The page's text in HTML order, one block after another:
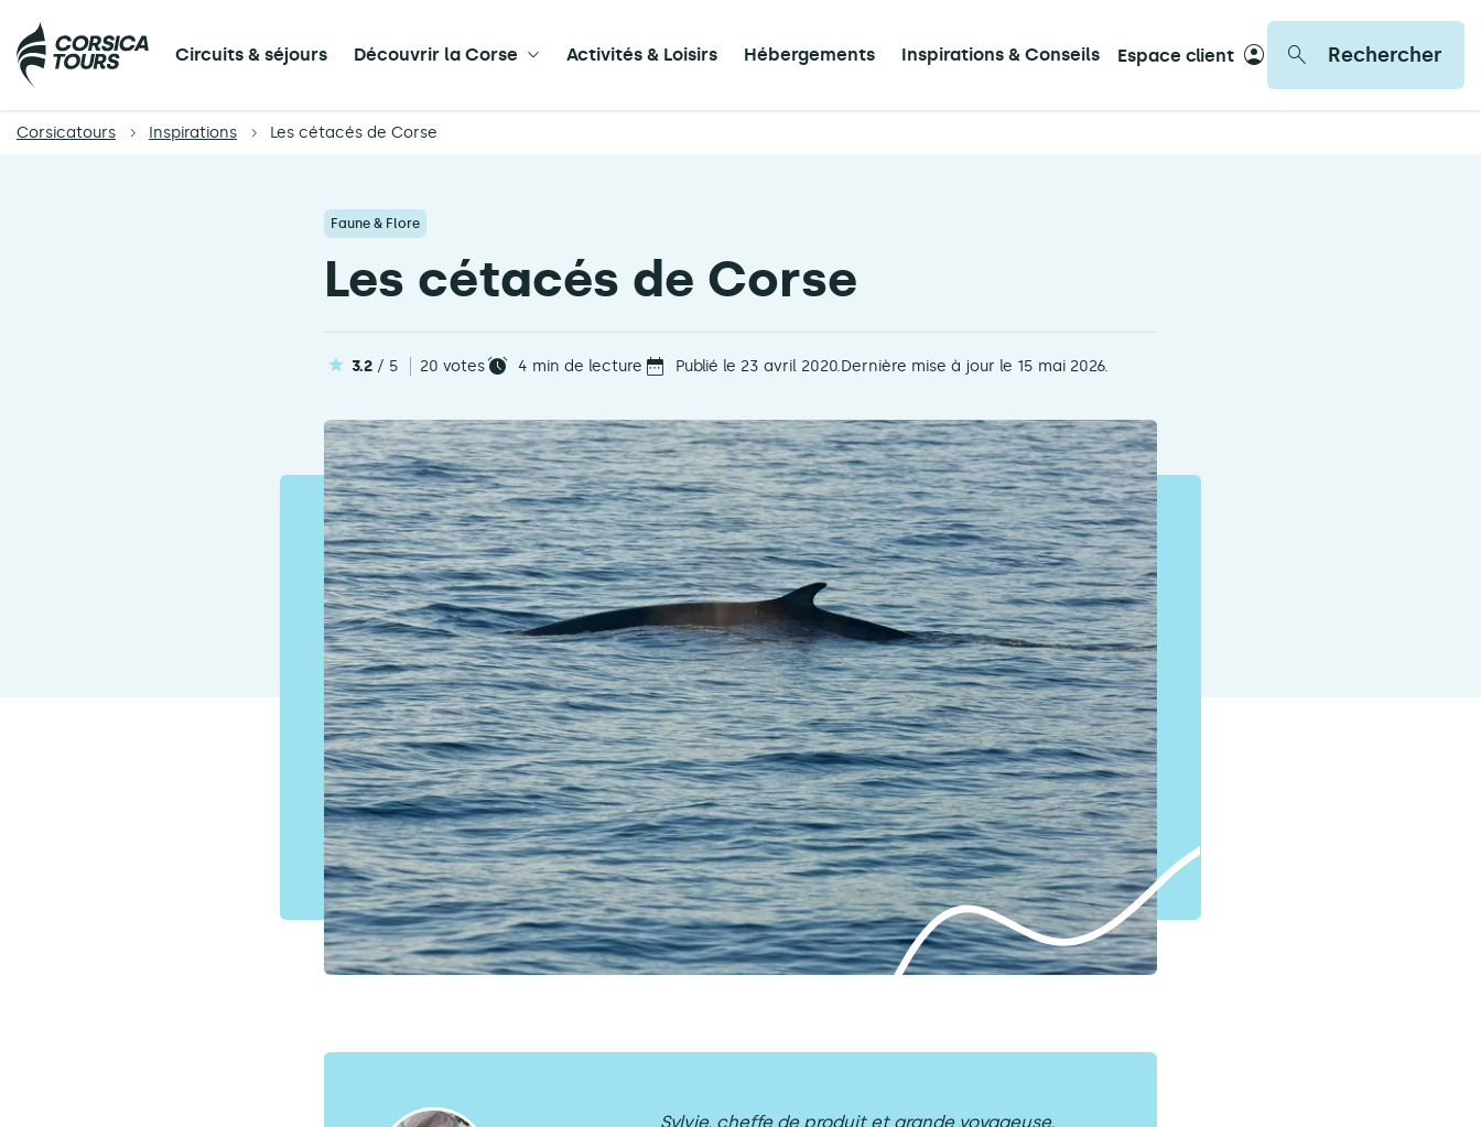
Circuits & séjours Découvrir la Corse Activités & Loisirs Hébergements Inspirations & Conseils Espace client Rechercher
Corsicatours Inspirations Les cétacés de Corse
Faune & Flore
Les cétacés de Corse
3.2/ 5 20 votes 4 min de lecture Publié le 23 avril 2020.Dernière mise à jour le 15 mai 2026.
Sylvie, cheffe de produit et grande voyageuse,